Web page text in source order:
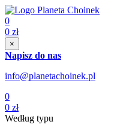
0
0 zł
×
Napisz do nas
info@planetachoinek.pl
0
0 zł
Według typu